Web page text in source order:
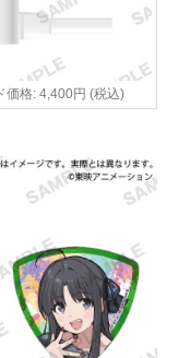
格: 4,400円 (税込)